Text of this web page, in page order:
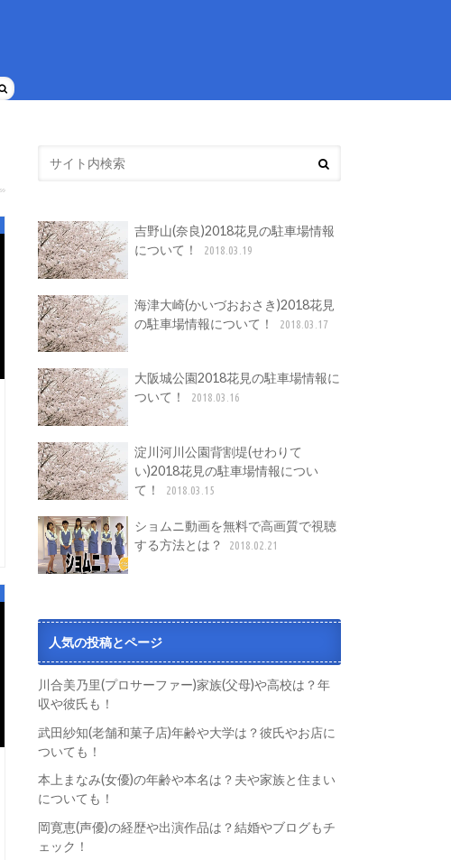
吉野山(奈良)2018花見の駐車場情報
について！
2018.03.19
海津大崎(かいづおおさき)2018花見
の駐車場情報について！
2018.03.17
大阪城公園2018花見の駐車場情報に
ついて！
2018.03.16
淀川河川公園背割堤(せわりて
い)2018花見の駐車場情報につい
て！
2018.03.15
ショムニ動画を無料で高画質で視聴
する方法とは？
2018.02.21
人気の投稿とページ
川合美乃里(プロサーファー)家族(父母)や高校は？年
収や彼氏も！
武田紗知(老舗和菓子店)年齢や大学は？彼氏やお店に
ついても！
本上まなみ(女優)の年齢や本名は？夫や家族と住まい
についても！
岡寛恵(声優)の経歴や出演作品は？結婚やブログもチ
ェック！